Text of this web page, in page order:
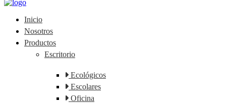
Inicio
Nosotros
Productos
Escritorio
Ecológicos
Escolares
Oficina